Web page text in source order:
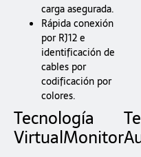
carga asegurada.
Rápida conexión
por RJ12 e
identificación de
cables por
codificación por
colores.
Tecnología
VirtualMonitor